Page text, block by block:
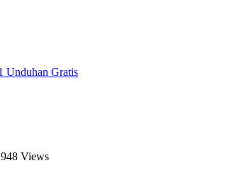
Unduhan Gratis
948 Views